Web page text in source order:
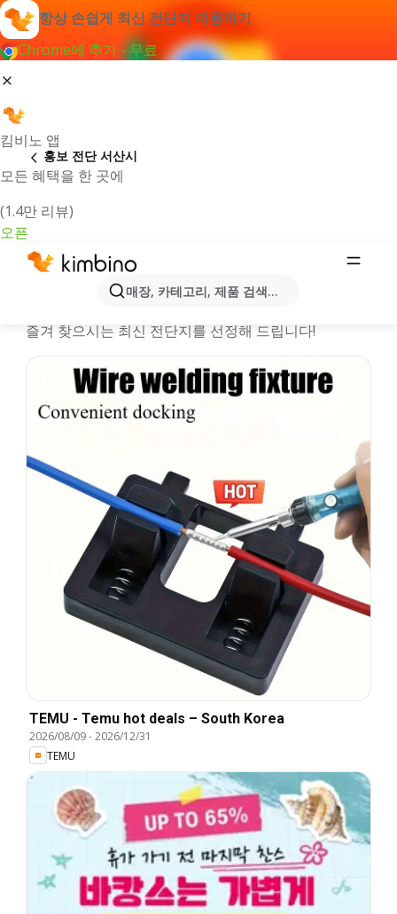
항상 손쉽게 최신 전단지 이용하기
Chrome에 추가 - 무료
킴비노 앱
모든 혜택을 한 곳에
(1.4만 리뷰)
오픈
매장, 카테고리, 제품 검색...
홍보 전단 서산시
서산시시 온라인 행사정보 및 카탈로
즐겨 찾으시는 최신 전단지를 선정해 드립니다!
TEMU - Temu hot deals – South Korea
2026/08/09-2026/12/31
TEMU